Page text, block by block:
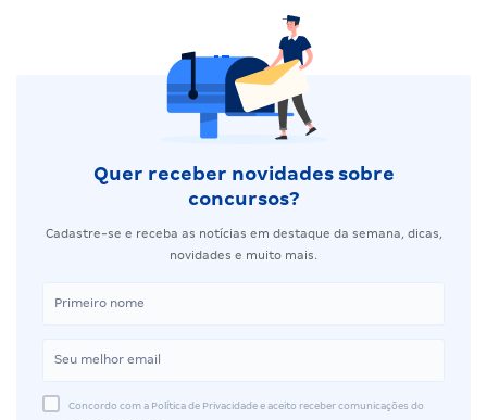
Quer receber novidades sobre
concursos?
Cadastre-se e receba as notícias em destaque da semana, dicas,
novidades e muito mais.
Concordo com a Política de Privacidade e aceito receber comunicações do